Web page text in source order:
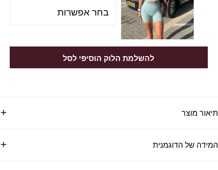
להשלמת הלוק הוסיפי לסל
תיאור מוצר
המידה של הדוגמנית